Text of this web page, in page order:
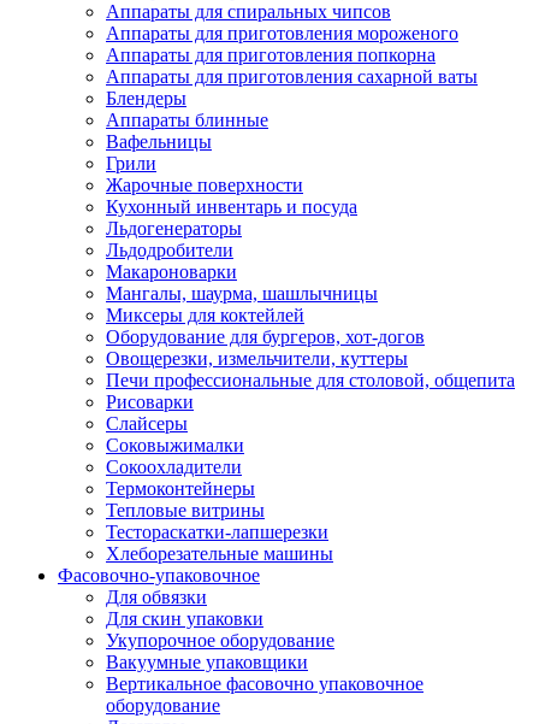
Аппараты для спиральных чипсов
Аппараты для приготовления мороженого
Аппараты для приготовления попкорна
Аппараты для приготовления сахарной ваты
Блендеры
Аппараты блинные
Вафельницы
Грили
Жарочные поверхности
Кухонный инвентарь и посуда
Льдогенераторы
Льдодробители
Макароноварки
Мангалы, шаурма, шашлычницы
Миксеры для коктейлей
Оборудование для бургеров, хот-догов
Овощерезки, измельчители, куттеры
Печи профессиональные для столовой, общепита
Рисоварки
Слайсеры
Соковыжималки
Сокоохладители
Термоконтейнеры
Тепловые витрины
Тестораскатки-лапшерезки
Хлеборезательные машины
Фасовочно-упаковочное
Для обвязки
Для скин упаковки
Укупорочное оборудование
Вакуумные упаковщики
Вертикальное фасовочно упаковочное
оборудование